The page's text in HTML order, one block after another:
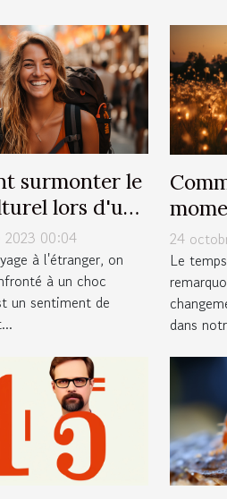
surmonter le
lors d'un
2023 00:04
à l'étranger, on
à un choc
un sentiment de
votre
24
Le
dans